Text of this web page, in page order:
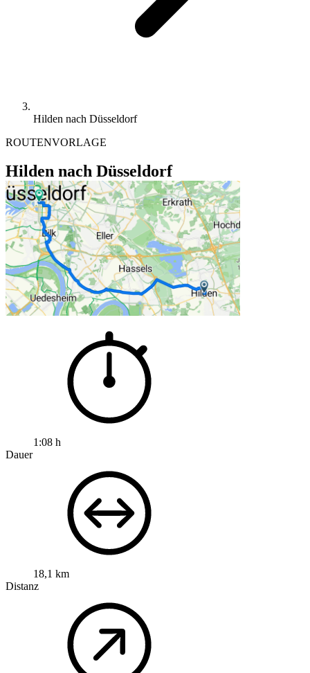
Hilden nach Düsseldorf
ROUTENVORLAGE
Hilden nach Düsseldorf
1:08 h
Dauer
18,1 km
Distanz